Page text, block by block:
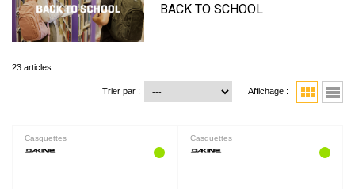
BACK TO SCHOOL
23 articles
Trier par : Affichage : view_module view_list
Casquettes Casquettes